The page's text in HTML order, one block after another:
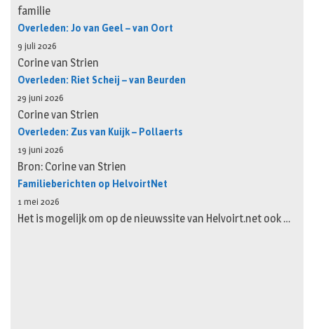
familie
Overleden: Jo van Geel – van Oort
9 juli 2026
Corine van Strien
Overleden: Riet Scheij – van Beurden
29 juni 2026
Corine van Strien
Overleden: Zus van Kuijk – Pollaerts
19 juni 2026
Bron: Corine van Strien
Familieberichten op HelvoirtNet
1 mei 2026
Het is mogelijk om op de nieuwssite van Helvoirt.net ook …